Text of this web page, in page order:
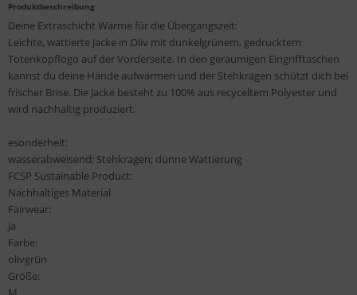
Produktbeschreibung
Deine Extraschicht Wärme für die Übergangszeit:
Leichte, wattierte Jacke in Oliv mit dunkelgrünem, gedrucktem
Totenkopflogo auf der Vorderseite. In den geräumigen Eingrifftaschen
kannst du deine Hände aufwärmen und der Stehkragen schützt dich bei
frischer Brise. Die Jacke besteht zu 100% aus recyceltem Polyester und
wird nachhaltig produziert.
esonderheit:
wasserabweisend; Stehkragen; dünne Wattierung
FCSP Sustainable Product:
Nachhaltiges Material
Fairwear:
Ja
Farbe:
olivgrün
Größe: